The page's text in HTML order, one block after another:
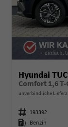
Hyundai
Comfort 1,6 T-
unverbindliche
Fahrzeugnummer 193392
Kraftstoff Benzin